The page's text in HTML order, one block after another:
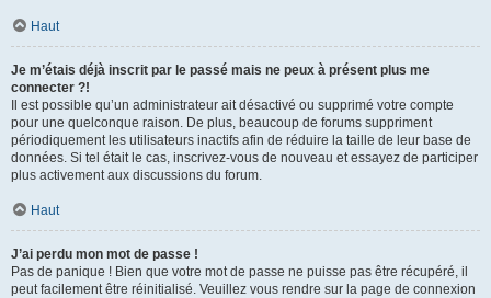
Haut
Je m’étais déjà inscrit par le passé mais ne peux à présent plus me
connecter ?!
Il est possible qu’un administrateur ait désactivé ou supprimé votre compte
pour une quelconque raison. De plus, beaucoup de forums suppriment
périodiquement les utilisateurs inactifs afin de réduire la taille de leur base de
données. Si tel était le cas, inscrivez-vous de nouveau et essayez de participer
plus activement aux discussions du forum.
Haut
J’ai perdu mon mot de passe !
Pas de panique ! Bien que votre mot de passe ne puisse pas être récupéré, il
peut facilement être réinitialisé. Veuillez vous rendre sur la page de connexion